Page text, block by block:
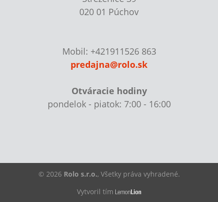
020 01 Púchov
Mobil: +421911526 863
predajna@rolo.sk
Otváracie hodiny
pondelok - piatok: 7:00 - 16:00
© 2026 Rolo s.r.o., Všetky práva vyhradené.
Vytvoril tím